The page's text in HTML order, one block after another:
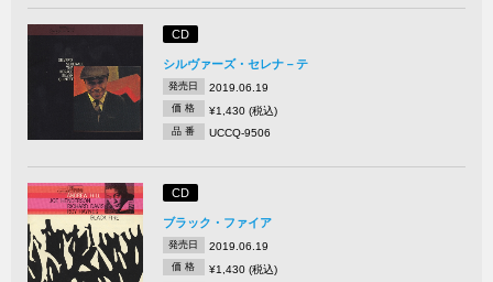
CD
シルヴァーズ・セレナ－テ
発売日 2019.06.19
価 格 ¥1,430 (税込)
品 番 UCCQ-9506
CD
ブラック・ファイア
発売日 2019.06.19
価 格 ¥1,430 (税込)